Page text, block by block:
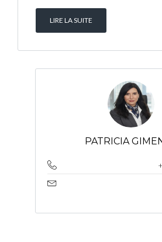
LIRE LA SUITE
PATRICIA